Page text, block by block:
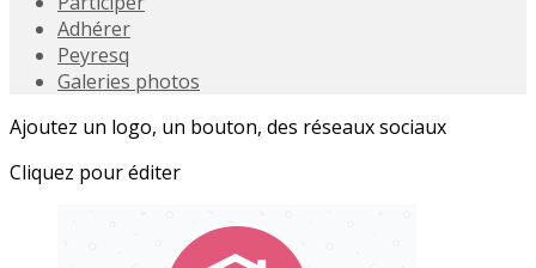
Adhérer
Peyresq
Galeries photos
Ajoutez un logo, un bouton, des réseaux sociaux
Cliquez pour éditer